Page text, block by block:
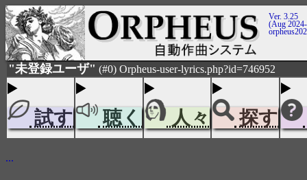
Ver. 3.25
(Aug
"未登録ユーザ" (#0) Orpheus-user-lyrics.php?id=746952
試す 聴く 人々 探す
...